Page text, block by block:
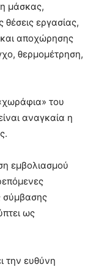
μάσκας,
θέσεις εργασίας,
αποχώρησης
θερμομέτρηση,
του
αναγκαία η
εμβολιασμού
σύμβασης
ως
την ευθύνη